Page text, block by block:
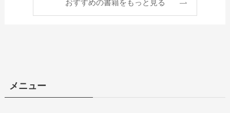
おすすめの書籍をもっと見る
メニュー